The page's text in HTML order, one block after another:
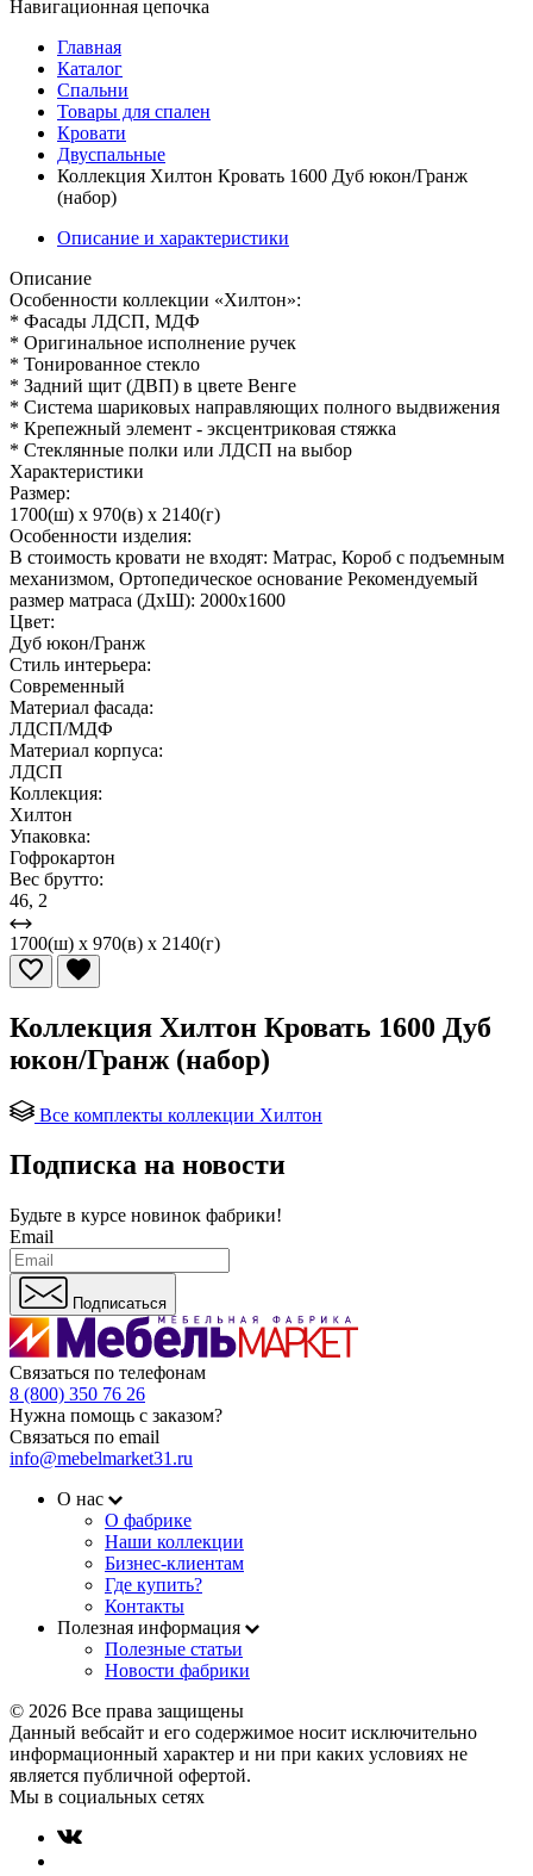
Навигационная цепочка
Главная
Каталог
Спальни
Товары для спален
Кровати
Двуспальные
Коллекция Хилтон Кровать 1600 Дуб юкон/Гранж
(набор)
Описание и характеристики
Описание
Особенности коллекции «Хилтон»:
* Фасады ЛДСП, МДФ
* Оригинальное исполнение ручек
* Тонированное стекло
* Задний щит (ДВП) в цвете Венге
* Система шариковых направляющих полного выдвижения
* Крепежный элемент - эксцентриковая стяжка
* Стеклянные полки или ЛДСП на выбор
Характеристики
Размер:
1700(ш) x 970(в) x 2140(г)
Особенности изделия:
В стоимость кровати не входят: Матрас, Короб с подъемным
механизмом, Ортопедическое основание Рекомендуемый
размер матраса (ДхШ): 2000х1600
Цвет:
Дуб юкон/Гранж
Стиль интерьера:
Современный
Материал фасада:
ЛДСП/МДФ
Материал корпуса:
ЛДСП
Коллекция:
Хилтон
Упаковка:
Гофрокартон
Вес брутто:
46, 2
1700(ш) x 970(в) x 2140(г)
Коллекция Хилтон Кровать 1600 Дуб
юкон/Гранж (набор)
Все комплекты коллекции Хилтон
Подписка на новости
Будьте в курсе новинок фабрики!
Email
Подписаться
Связаться по телефонам
8 (800) 350 76 26
Нужна помощь с заказом?
Связаться по email
info@mebelmarket31.ru
О нас
О фабрике
Наши коллекции
Бизнес-клиентам
Где купить?
Контакты
Полезная информация
Полезные статьи
Новости фабрики
© 2026 Все права защищены
Данный вебсайт и его содержимое носит исключительно
информационный характер и ни при каких условиях не
является публичной офертой.
Мы в социальных сетях